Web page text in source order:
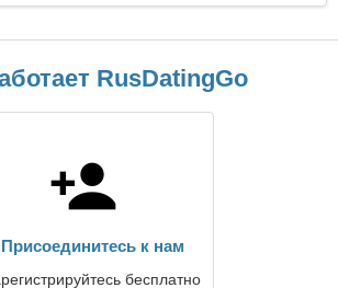
RusDatingGo
Присоединитесь к нам
бесплатно